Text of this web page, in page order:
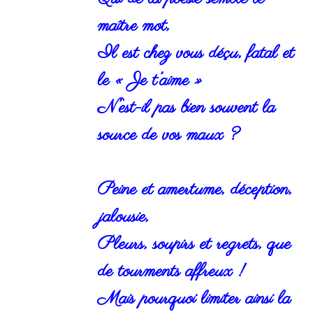
maître mot,
Il est chez vous déçu, fatal et
le « Je t’aime »
N’est-il pas bien souvent la
source de vos maux ?
Peine et amertume, déception,
jalousie,
Pleurs, soupirs et regrets, que
de tourments affreux !
Mais pourquoi limiter ainsi la